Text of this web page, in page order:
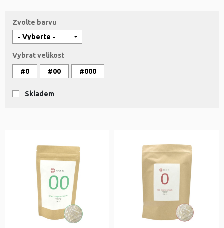
Zvolte barvu
Vybrat velikost
#0
#00 #000
Skladem